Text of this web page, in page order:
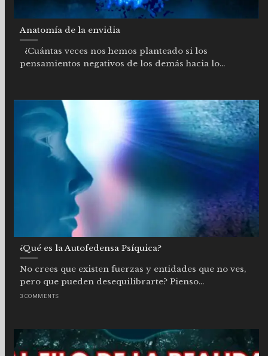
Anatomía de la envidia
¿Cuántas veces nos hemos planteado si los
pensamientos negativos de los demás hacia lo...
¿Qué es la Autofedensa Psíquica?
No crees que existen fuerzas y entidades que no ves,
pero que pueden desequilibrarte? Pienso...
3 COMMENTS